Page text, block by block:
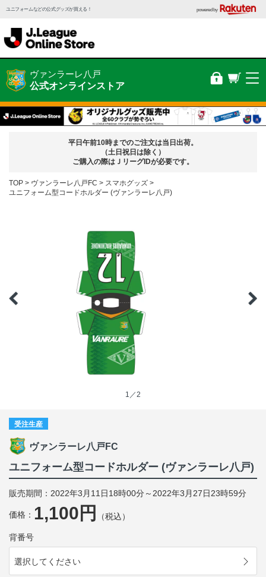
ユニフォームなどの公式グッズが買える！ powered by
ヴァンラーレ八戸
公式オンラインストア
平日午前10時までのご注文は当日出荷。
（土日祝日は除く）
ご購入の際はＪリーグIDが必要です。
TOP ヴァンラーレ八戸FC
スマホグッズ
ユニフォーム型コードホルダー (ヴァンラーレ八戸)
1／2
受注生産
ヴァンラーレ八戸FC
ユニフォーム型コードホルダー (ヴァンラーレ八戸)
販売期間：2022年3月11日18時00分～2022年3月27日23時59分
価格： 1,100円 （税込）
背番号
選択してください